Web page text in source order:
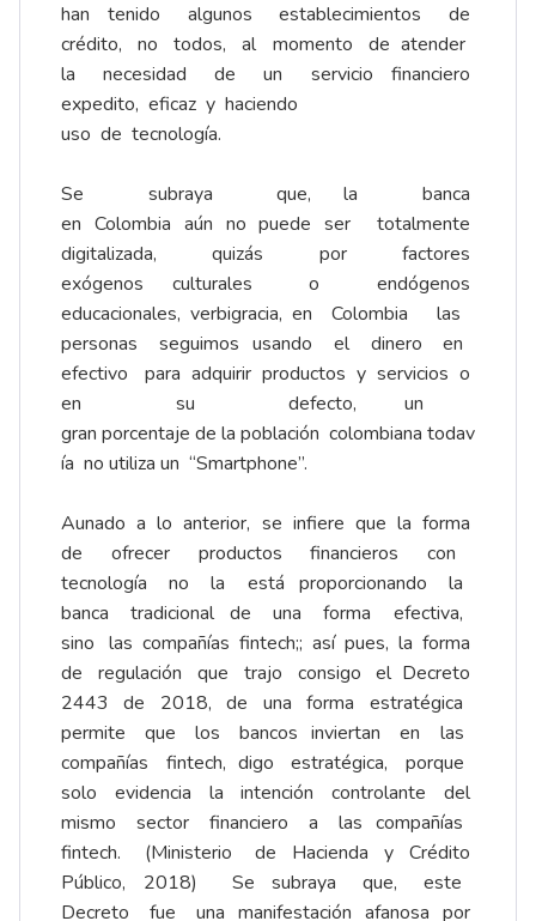
han tenido algunos establecimientos de
crédito, no todos, al momento de atender
la necesidad de un servicio financiero
expedito, eficaz y haciendo
uso de tecnología.
Se subraya que, la banca
en Colombia aún no puede ser totalmente
digitalizada, quizás por factores
exógenos culturales o endógenos
educacionales, verbigracia, en Colombia las
personas seguimos usando el dinero en
efectivo para adquirir productos y servicios o
en su defecto, un
gran porcentaje de la población colombiana todav
ía no utiliza un ‘‘Smartphone’’.
Aunado a lo anterior, se infiere que la forma
de ofrecer productos financieros con
tecnología no la está proporcionando la
banca tradicional de una forma efectiva,
sino las compañías fintech;; así pues, la forma
de regulación que trajo consigo el Decreto
2443 de 2018, de una forma estratégica
permite que los bancos inviertan en las
compañías fintech, digo estratégica, porque
solo evidencia la intención controlante del
mismo sector financiero a las compañías
fintech. (Ministerio de Hacienda y Crédito
Público, 2018) Se subraya que, este
Decreto fue una manifestación afanosa por